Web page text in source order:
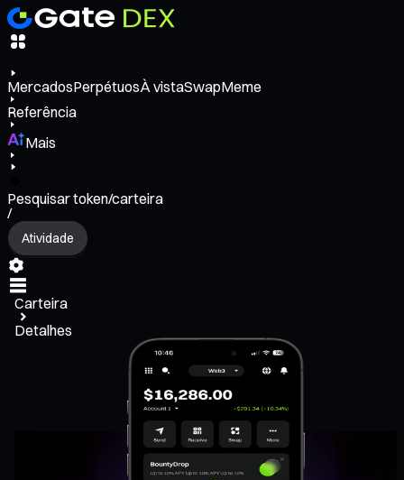
MercadosPerpétuosÀ vistaSwapMeme
Referência
Mais
Pesquisar token/carteira
/
Atividade
Carteira
Detalhes